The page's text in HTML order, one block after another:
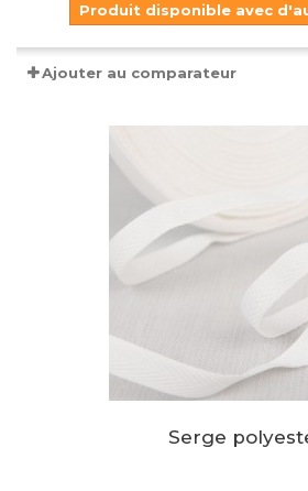
Produit disponible avec
Ajouter au comparateur
Serge